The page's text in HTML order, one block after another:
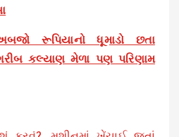
રૂપિયાનો ધૂમાડો છતા
કલ્યાણ મેળા પણ પરિણામ